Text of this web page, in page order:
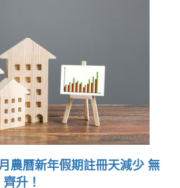
農曆新年假期註冊天減少 無
升！